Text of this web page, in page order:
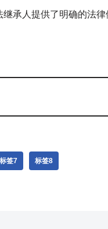
承人提供了明确的法
标签7 标签8